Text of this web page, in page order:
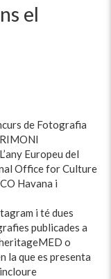
el
de Fotografia
Europeu del
Office for Culture
Havana i
i té dues
publicades a
o
la que es presenta